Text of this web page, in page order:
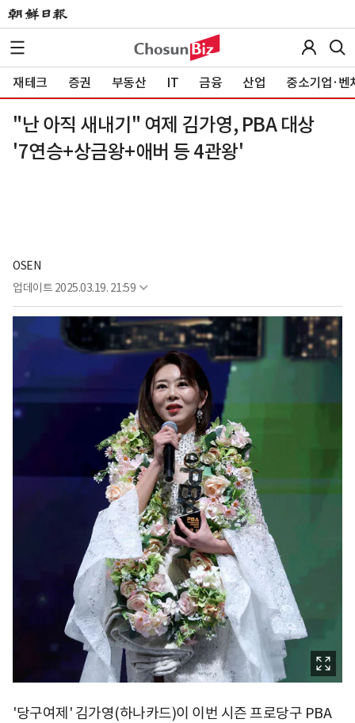
재테크 증권 부동산 IT 금융 산업 중소기업·벤
"난 아직 새내기" 여제 김가영, PBA 대상
'7연승+상금왕+애버 등 4관왕'
OSEN
업데이트 2025.03.19. 21:59
'당구여제' 김가영(하나카드)이 이번 시즌 프로당구 PBA